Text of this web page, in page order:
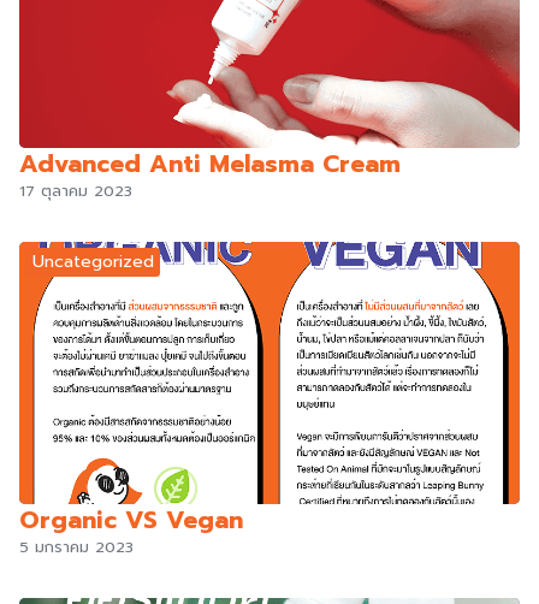
Advanced Anti Melasma Cream
17 ตุลาคม 2023
Uncategorized
Organic VS Vegan
5 มกราคม 2023